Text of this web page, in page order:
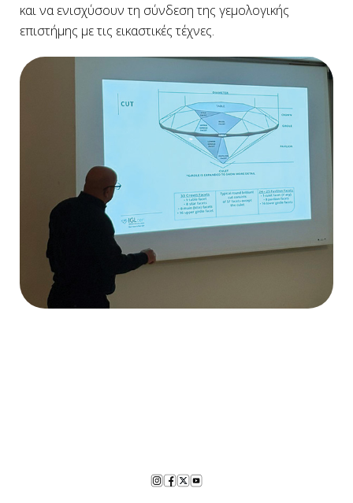
και να ενισχύσουν τη σύνδεση της γεμολογικής
επιστήμης με τις εικαστικές τέχνες.